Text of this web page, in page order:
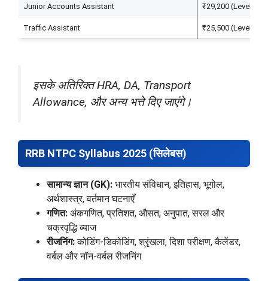
Junior Accounts Assistant ₹29,200 (Level 5)
Traffic Assistant ₹25,500 (Level 4)
इसके अतिरिक्त HRA, DA, Transport
Allowance, और अन्य भत्ते दिए जाएंगे।
RRB NTPC Syllabus 2025 (सिलेबस)
सामान्य ज्ञान (GK): भारतीय संविधान, इतिहास, भूगोल,
अर्थशास्त्र, वर्तमान घटनाएँ
गणित: अंकगणित, प्रतिशत, औसत, अनुपात, सरल और
चक्रवृद्धि ब्याज
रीजनिंग:कोडिंग-डिकोडिंग, श्रृंखला, दिशा परीक्षण, कैलेंडर,
वर्बल और नॉन-वर्बल रीजनिंग